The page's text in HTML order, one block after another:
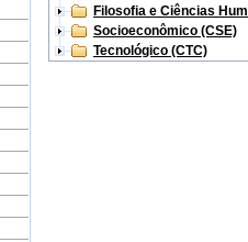
Filosofia e Ciências
Socioeconômico (CSE)
Tecnológico (CTC)